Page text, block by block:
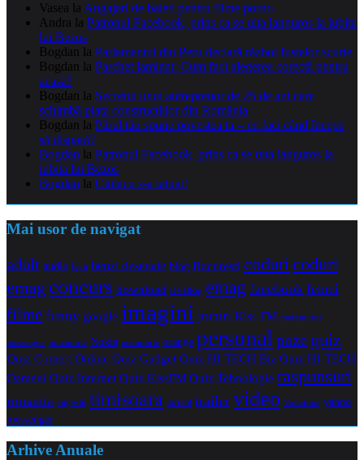
Vasea la Angajari de baieti pentru filme porno
Andra la Patronul Facebook, prins ca se uita languros la iubita
lui Bezos
Bogdan la Parlamentul din Peru declară război fustelor scurte
Bogdan la Parchet laminat: Cum faci alegerea corectă pentru
acasă?
Bogdan la Secretul unui antreprenor de 25 de ani care
schimbă piața construcțiilor din România
Bogdan la Părul tău spune povestea ta – ce faci când începe
să dispară?
Bogdan la Patronul Facebook, prins ca se uita languros la
iubita lui Bezos
Bogdan la Ciolacu s-a tatuat!
Mai usor de navigat
adult audio bani benzi desenate blog Bucuresti coduri coduri
emag concurs download DVDRip emag facebook femei
filme funny google imagini jocuri Kiss FM maramures
messenger noiembrie Nokia octombrie orange personal pozequiz
Quiz Comert Online Quiz Gadget Quiz HI-TECH Biz Quiz HI-TECH
Oameni Quiz Internet Quiz KissFM Quiz Tehnologie raspunsuri
romania sugestii timisoara torrent trailer video Vodafone yahoo
messenger
Arhive Anuale